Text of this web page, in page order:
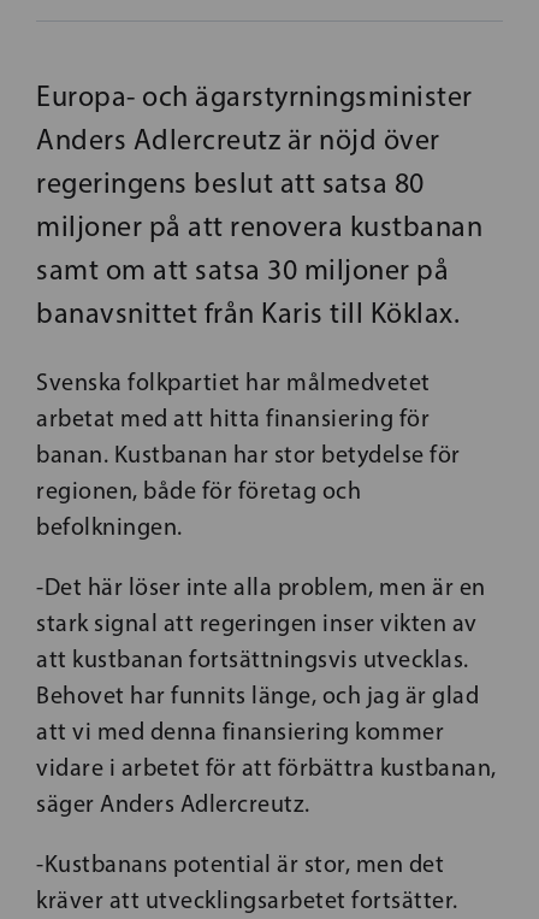
Europa- och ägarstyrningsminister
Anders Adlercreutz är nöjd över
regeringens beslut att satsa 80
miljoner på att renovera kustbanan
samt om att satsa 30 miljoner på
banavsnittet från Karis till Köklax.
Svenska folkpartiet har målmedvetet
arbetat med att hitta finansiering för
banan. Kustbanan har stor betydelse för
regionen, både för företag och
befolkningen.
-Det här löser inte alla problem, men är en
stark signal att regeringen inser vikten av
att kustbanan fortsättningsvis utvecklas.
Behovet har funnits länge, och jag är glad
att vi med denna finansiering kommer
vidare i arbetet för att förbättra kustbanan,
säger Anders Adlercreutz.
-Kustbanans potential är stor, men det
kräver att utvecklingsarbetet fortsätter.